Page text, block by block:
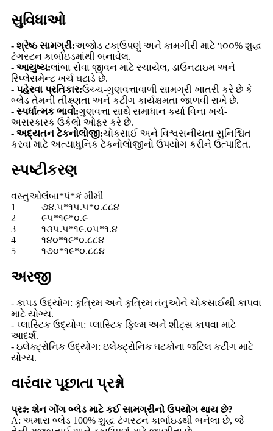
સુવિધાઓ
- શ્રેષ્ઠ સામગ્રી:અજોડ ટકાઉપણું અને કામગીરી માટે ૧૦૦% શુદ્ધ
ટંગસ્ટન કાર્બાઇડમાંથી બનાવેલ.
- આયુષ્ય:લાંબા સેવા જીવન માટે રચાયેલ, ડાઉનટાઇમ અને
રિપ્લેસમેન્ટ ખર્ચ ઘટાડે છે.
- પહેરવા પ્રતિકાર:ઉચ્ચ-ગુણવત્તાવાળી સામગ્રી ખાતરી કરે છે કે
બ્લેડ તેમની તીક્ષ્ણતા અને કટીંગ કાર્યક્ષમતા જાળવી રાખે છે.
- સ્પર્ધાત્મક ભાવો:ગુણવત્તા સાથે સમાધાન કર્યા વિના ખર્ચ-
અસરકારક ઉકેલો ઓફર કરે છે.
- અદ્યતન ટેકનોલોજી:ચોકસાઈ અને વિશ્વસનીયતા સુનિશ્ચિત
કરવા માટે અત્યાધુનિક ટેકનોલોજીનો ઉપયોગ કરીને ઉત્પાદિત.
સ્પષ્ટીકરણ
વસ્તુઓલંબા*પં*કં મીમી
1
૭૪.૫*૧૫.૫*૦.૮૮૪
2
૯૫*૧૯*૦.૯
3
૧૩૫.૫*૧૯.૦૫*૧.૪
4
૧૪૦*૧૯*૦.૮૮૪
5
૧૭૦*૧૯*૦.૮૮૪
અરજી
- કાપડ ઉદ્યોગ: કૃત્રિમ અને કૃત્રિમ તંતુઓને ચોકસાઈથી કાપવા
માટે યોગ્ય.
- પ્લાસ્ટિક ઉદ્યોગ: પ્લાસ્ટિક ફિલ્મ અને શીટ્સ કાપવા માટે
આદર્શ.
- ઇલેક્ટ્રોનિક ઉદ્યોગ: ઇલેક્ટ્રોનિક ઘટકોના જટિલ કટીંગ માટે
યોગ્ય.
વારંવાર પૂછાતા પ્રશ્નો
પ્રશ્ન: શેન ગોંગ બ્લેડ માટે કઈ સામગ્રીનો ઉપયોગ થાય છે?
A: અમારા બ્લેડ 100% શુદ્ધ ટંગસ્ટન કાર્બાઇડથી બનેલા છે, જે